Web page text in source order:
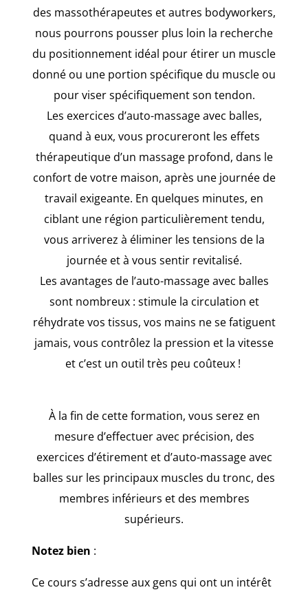
des massothérapeutes et autres bodyworkers,
nous pourrons pousser plus loin la recherche
du positionnement idéal pour étirer un muscle
donné ou une portion spécifique du muscle ou
pour viser spécifiquement son tendon.
Les exercices d’auto-massage avec balles,
quand à eux, vous procureront les effets
thérapeutique d’un massage profond, dans le
confort de votre maison, après une journée de
travail exigeante. En quelques minutes, en
ciblant une région particulièrement tendu,
vous arriverez à éliminer les tensions de la
journée et à vous sentir revitalisé.
Les avantages de l’auto-massage avec balles
sont nombreux : stimule la circulation et
réhydrate vos tissus, vos mains ne se fatiguent
jamais, vous contrôlez la pression et la vitesse
et c’est un outil très peu coûteux !
À la fin de cette formation, vous serez en
mesure d’effectuer avec précision, des
exercices d’étirement et d’auto-massage avec
balles sur les principaux muscles du tronc, des
membres inférieurs et des membres
supérieurs.
Notez bien :
Ce cours s’adresse aux gens qui ont un intérêt